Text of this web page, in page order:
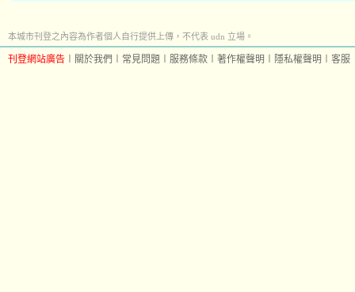
本城市刊登之內容為作者個人自行提供上傳，不代表 udn 立場。
刊登網站廣告 關於我們 常見問題 服務條款 著作權聲明 隱私權聲明 客服